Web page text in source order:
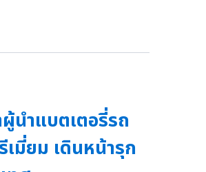
นำแบตเตอรี่รถ
มี่ยม เดินหน้ารุก